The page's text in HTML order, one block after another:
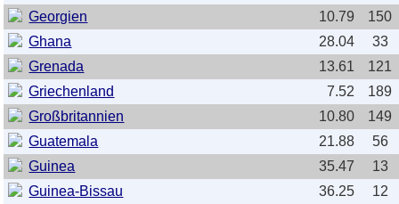
Georgien
10.79
150
Ghana
28.04
33
Grenada
13.61
121
Griechenland
7.52
189
Großbritannien
10.80
149
Guatemala
21.88
56
Guinea
35.47
13
Guinea-Bissau
36.25
12